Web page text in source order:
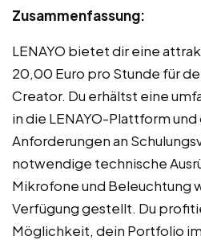
Zusammenfassung:
LENAYO bietet dir eine
20,00 Euro pro Stunde für
Creator. Du erhältst eine
in die LENAYO-Plattform
Anforderungen an
notwendige technische
Mikrofone und Beleuchtung
Verfügung gestellt. Du
Möglichkeit, dein Portfolio